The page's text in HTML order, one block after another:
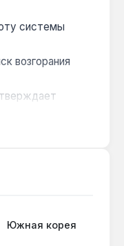
системы
возгорания
Южная корея